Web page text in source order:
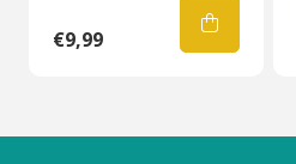
€9,99